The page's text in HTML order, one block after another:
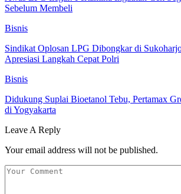
Sebelum Membeli
Bisnis
Sindikat Oplosan LPG Dibongkar di
Apresiasi Langkah Cepat Polri
Bisnis
Didukung Suplai Bioetanol Tebu, Pertamax
di Yogyakarta
Leave A Reply
Your email address will not be published.